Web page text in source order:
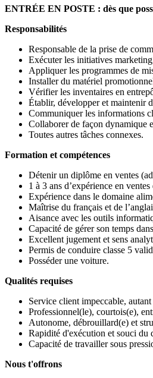
ENTRÉE EN POSTE : dès que
Responsabilités
Responsable de la prise de
Exécuter les initiatives
Appliquer les programmes de
Installer du matériel
Vérifier les inventaires en
Établir, développer et maintenir
Communiquer les informations
Collaborer de façon dynamique
Toutes autres tâches connexes.
Formation et compétences
Détenir un diplôme en ventes
1 à 3 ans d’expérience en
Expérience dans le domaine
Maîtrise du français et de
Aisance avec les outils
Capacité de gérer son temps
Excellent jugement et sens
Permis de conduire classe 5
Posséder une voiture.
Qualités requises
Service client impeccable,
Professionnel(le), courtois(e),
Autonome, débrouillard(e) et
Rapidité d'exécution et souci du
Capacité de travailler sous
Nous t'offrons